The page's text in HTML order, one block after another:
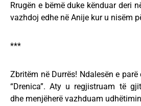
Rrugën e bëmë duke kënduar deri
vazhdoj edhe në Anije kur u nisëm
***
Zbritëm në Durrës! Ndalesën e parë
“Drenica”. Aty u regjistruam të
dhe menjëherë vazhduam